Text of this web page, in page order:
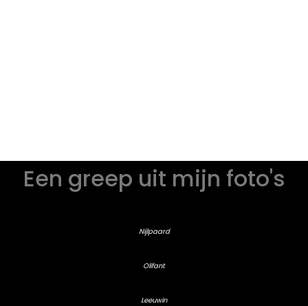
Een greep uit mijn foto's
Nijlpaard
Olifant
Leeuwin